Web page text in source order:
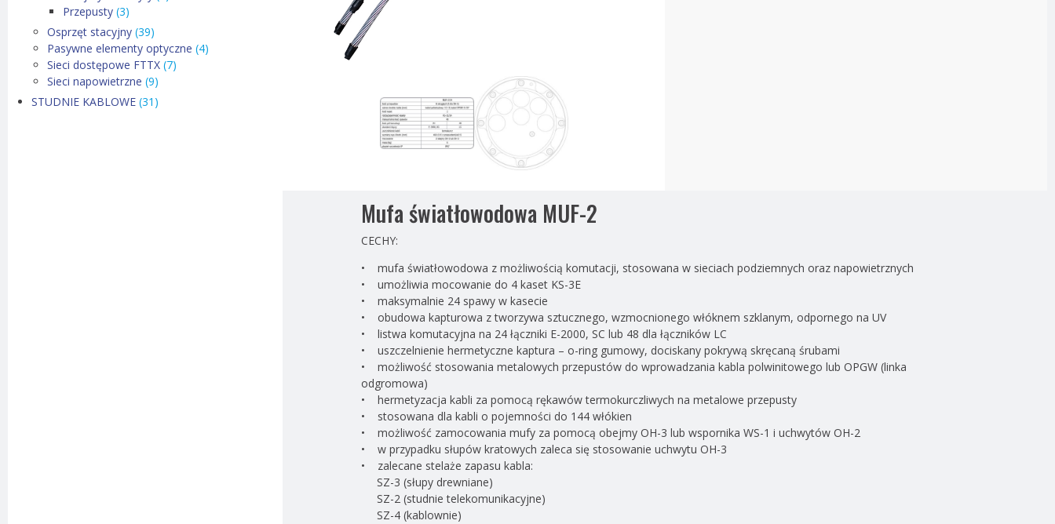
Przepusty (3)
Osprzęt stacyjny (39)
Pasywne elementy optyczne (4)
Sieci dostępowe FTTX (7)
Sieci napowietrzne (9)
STUDNIE KABLOWE (31)
Mufa światłowodowa MUF-2
CECHY:
• mufa światłowodowa z możliwością komutacji, stosowana w sieciach podziemnych oraz napowietrznych
• umożliwia mocowanie do 4 kaset KS-3E
• maksymalnie 24 spawy w kasecie
• obudowa kapturowa z tworzywa sztucznego, wzmocnionego włóknem szklanym, odpornego na UV
• listwa komutacyjna na 24 łączniki E-2000, SC lub 48 dla łączników LC
• uszczelnienie hermetyczne kaptura – o-ring gumowy, dociskany pokrywą skręcaną śrubami
• możliwość stosowania metalowych przepustów do wprowadzania kabla polwinitowego lub OPGW (linka
odgromowa)
• hermetyzacja kabli za pomocą rękawów termokurczliwych na metalowe przepusty
• stosowana dla kabli o pojemności do 144 włókien
• możliwość zamocowania mufy za pomocą obejmy OH-3 lub wspornika WS-1 i uchwytów OH-2
• w przypadku słupów kratowych zaleca się stosowanie uchwytu OH-3
• zalecane stelaże zapasu kabla:
SZ-3 (słupy drewniane)
SZ-2 (studnie telekomunikacyjne)
SZ-4 (kablownie)